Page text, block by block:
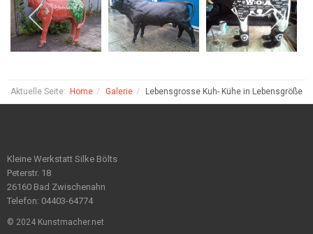
Aktuelle Seite: Home Galerie Lebensgrosse Kuh- Kühe in Lebensgröße
Kleine Werkstatt Silke Bölts
Peterstr. 18
26160 Bad Zwischenahn
Telefon: 04403-64774
© 2024 Kunstmacher.net